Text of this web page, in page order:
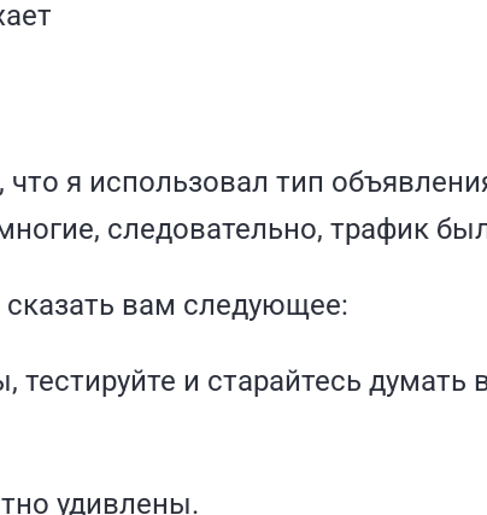
что я использовал тип
следовательно, трафик
сказать вам следующее:
тестируйте и старайтесь думать
удивлены.